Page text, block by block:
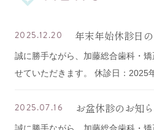
2025.12.20 年末年始休診日
誠に勝手ながら、加藤総合歯科・
せていただきます。 休診日：
2025.07.16 お盆休診のお知